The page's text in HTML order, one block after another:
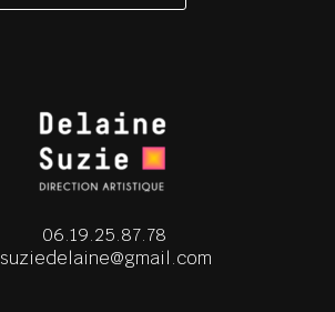
06.19.25.87.78
suziedelaine@gmail.com